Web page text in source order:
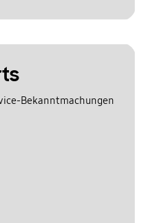
Bekanntmachungen